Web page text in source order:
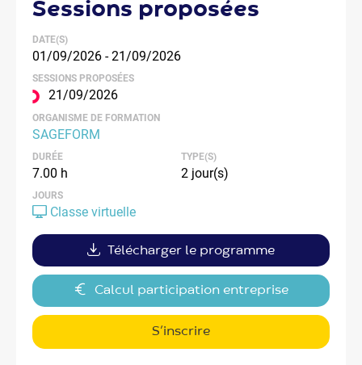
sessions proposées
DATE(S)
01/09/2026 - 21/09/2026
SESSIONS PROPOSÉES
21/09/2026
ORGANISME DE FORMATION
SAGEFORM
DURÉE
7.00 h
TYPE(S)
2 jour(s)
JOURS
Classe virtuelle
Télécharger le programme
Calcul participation entreprise
S’inscrire